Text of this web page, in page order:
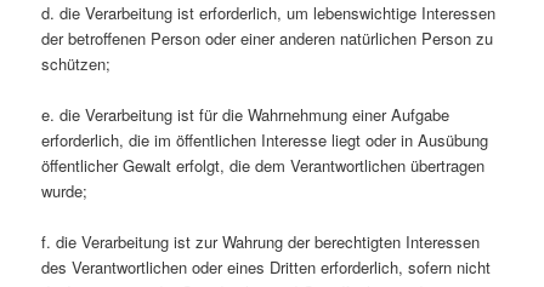
d. die Verarbeitung ist erforderlich, um lebenswichtige Interessen
der betroffenen Person oder einer anderen natürlichen Person zu
schützen;
e. die Verarbeitung ist für die Wahrnehmung einer Aufgabe
erforderlich, die im öffentlichen Interesse liegt oder in Ausübung
öffentlicher Gewalt erfolgt, die dem Verantwortlichen übertragen
wurde;
f. die Verarbeitung ist zur Wahrung der berechtigten Interessen
des Verantwortlichen oder eines Dritten erforderlich, sofern nicht